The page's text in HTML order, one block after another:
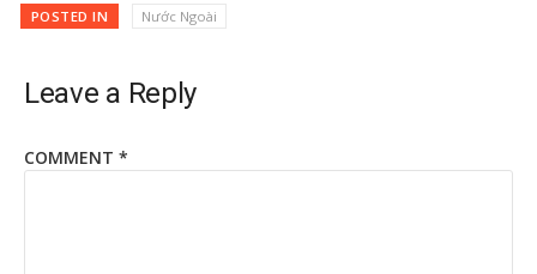
POSTED IN Nước Ngoài
Leave a Reply
COMMENT *